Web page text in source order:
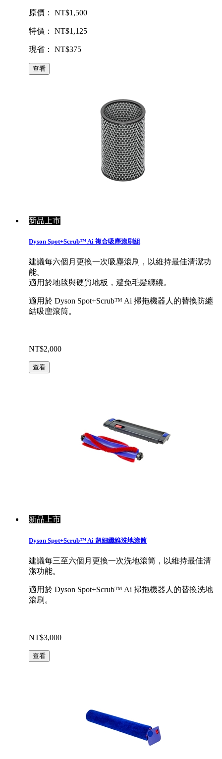
原價： NT$1,500
特價： NT$1,125
現省： NT$375
查看
新品上市
Dyson Spot+Scrub™ Ai 複合吸塵滾刷組
建議每六個月更換一次吸塵滾刷，以維持最佳清潔功
能。
適用於地毯與硬質地板，避免毛髮纏繞。
適用於 Dyson Spot+Scrub™ Ai 掃拖機器人的替換防纏
結吸塵滾筒。
NT$2,000
查看
新品上市
Dyson Spot+Scrub™ Ai 超細纖維洗地滾筒
建議每三至六個月更換一次洗地滾筒，以維持最佳清
潔功能。
適用於 Dyson Spot+Scrub™ Ai 掃拖機器人的替換洗地
滾刷。
NT$3,000
查看